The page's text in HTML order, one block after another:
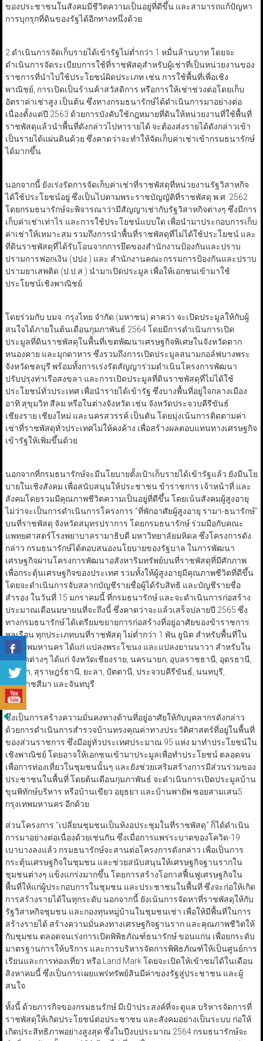
ของประชาชนในสังคมมีชีวิตความเป็นอยู่ที่ดีขึ้น และสามารถแก้ปัญหา
การบุกรุกที่ดินของรัฐได้อีกทางหนึ่งด้วย
2.ดำเนินการจัดเก็บรายได้เข้ารัฐไม่ต่ำกว่า 1 หมื่นล้านบาท โดยจะ
ดำเนินการจัดระเบียบการใช้ที่ราชพัสดุสำหรับผู้เช่าที่เป็นหน่วยงานของ
ราชการที่นำไปใช้ประโยชน์ผิดประเภท เช่น การใช้พื้นที่เพื่อเชิง
พาณิชย์, การเปิดเป็นร้านค้าสวัสดิการ หรือการให้เช่าช่วงต่อโดยเก็บ
อัตราค่าเช่าสูง เป็นต้น ซึ่งทางกรมธนารักษ์ได้ดำเนินการมาอย่างต่อ
เนื่องตั้งแต่ปี 2563 ด้วยการบังคับใช้กฎหมายที่ดินให้หน่วยงานที่ใช้พื้นที่
ราชพัสดุแล้วนำพื้นที่ดังกล่าวไปหารายได้ จะต้องส่งรายได้ดังกล่าวเข้า
เป็นรายได้แผ่นดินด้วย ซึ่งคาดว่าจะทำให้จัดเก็บค่าเช่าเข้ากรมธนารักษ์
ได้มากขึ้น
นอกจากนี้ ยังเร่งรัดการจัดเก็บค่าเช่าที่ราชพัสดุที่หน่วยงานรัฐวิสาหกิจ
ได้ใช้ประโยชน์อยู่ ซึ่งเป็นไปตามพระราชบัญญัติที่ราชพัสดุ พ.ศ. 2562
โดยกรมธนารักษ์จะพิจารณาว่ามีสัญญาเช่ากับรัฐวิสาหกิจต่างๆ ซึ่งมีการ
เก็บค่าเช่าเท่าไร และการใช้ประโยชน์แบบใด เพื่อนำมาประกอบการเก็บ
ค่าเช่าให้เหมาะสม รวมถึงการนำพื้นที่ราชพัสดุที่ไม่ได้ใช้ประโยชน์ และ
ที่ดินราชพัสดุที่ได้รับโอนจากการยึดของสำนักงานป้องกันและปราบ
ปรามการฟอกเงิน (ปปง.) และ สำนักงานคณะกรรมการป้องกันและปราบ
ปรามยาเสพติด (ป.ป.ส.) นำมาเปิดประมูล เพื่อให้เอกชนเข้ามาใช้
ประโยชน์เชิงพาณิชย์
โดยร่วมกับ บมจ. กรุงไทย จำกัด (มหาชน) คาคว่า จะเปิดประมูลให้กับผู้
สนใจได้ภายในต้นเดือนกุมภาพันธ์ 2564 โดยมีการดำเนินการเปิด
ประมูลที่ดินราชพัสดุในพื้นที่เขตพัฒนาเศรษฐกิจพิเศษในจังหวัดตาก
หนองคาย และมุกดาหาร ซึ่งรวมถึงการเปิดประมูลสนามกอล์ฟบางพระ
จังหวัดชลบุรี พร้อมทั้งการเร่งรัดสัญญาร่วมดำเนินโครงการพัฒนา
ปรับปรุงท่าเรือสงขลา และการเปิดประมูลที่ดินราชพัสดุที่ไม่ได้ใช้
ประโยชน์ทั่วประเทศ เพื่อนำรายได้เข้ารัฐ ซึ่งบางพื้นที่อยู่ใจกลางเมือง
อาทิ สุขุมวิท สีลม หรือในต่างจังหวัด เช่น จังหวัดประจวบคีรีขันธ์
เชียงราย เชียงใหม่ และนครสวรรค์ เป็นตัน โดยมุ่งเน้นการติดตามค่า
เช่าที่ราชพัสดุทั่วประเทศไม่ให้คงค้าง เพื่อสร้างผลตอบแทนทางเศรษฐกิจ
เข้ารัฐให้เพิ่มขึ้นด้วย
นอกจากที่กรมธนารักษ์จะมีนโยบายตั้งเป้าเก็บรายได้เข้ารัฐแล้ว ยังมีนโย
บายในเชิงสังคม เพื่อสนับสนุนให้ประชาชน ข้าราชการ เจ้าหน้าที่ และ
สังคมโดยรวมมีคุณภาพชีวิตความเป็นอยู่ที่ดีขึ้น โดยเน้นสังคมผู้สูงอายุ
ไม่ว่าจะเป็นการดำเนินการโครงการ “ที่พักอาศัยผู้สูงอายุ รามา-ธนารักษ์”
บนที่ราชพัสดุ จังหวัดสมุทรปราการ โดยกรมธนารักษ์ ร่วมมือกับคณะ
แพทยศาสตร์โรงพยาบาลรามาธิบดี มหาวิทยาลัยมหิดล ซึ่งโครงการดัง
กล่าว กรมธนารักษ์ได้ตอบสนองนโยบายของรัฐบาล ในการพัฒนา
เศรษฐกิจผ่านโครงการพัฒนาอสังหาริมทรัพย์บนที่ราชพัสดุที่มีศักภาพ
เพื่อกระตุ้นเศรษฐกิจของประเทศ รวมทั้งให้ผู้สูงอายุมีคุณภาพชีวิตที่ดีขึ้น
โดยจะดำเนินการจับสลากบัญชีรายชื่อผู้ได้รับสิทธิ และบัญชีรายชื่อ
สำรอง ในวันที่ 15 มกราคมนี้ ที่กรมธนารักษ์ และจะดำเนินการก่อสร้าง
ประมาณเดือนมษายนที่จะถึงนี้ ซึ่งคาดว่าจะแล้วเสร็จปลายปี 2565 ซึ่ง
ทางกรมธนารักษ์ ได้เตรียมขยายการก่อสร้างที่อยู่อาศัยของข้าราชการ
พลเรือน ทุกประเภทบนที่ราชพัสดุ ไม่ต่ำกว่า 1 พัน ยูนิต สำหรับพื้นที่ใน
กรุงเทพมหานคร ได้แก่ แปลงพระโขนง และแปลงยานนาวา สำหรับใน
จังหวัดต่างๆ ได้แก่ จังหวัดเชียงราย, นครนายก, อุบลราชธานี, อุดรธานี,
สงขลา, สุราษฎร์ธานี, ยะลา, ปัตตานี, ประจวบคีรีขันธ์, นนทบุรี,
นครราชสีมา และจันทบุรี
ซึ่งเป็นการสร้างความมั่นคงทางด้านที่อยู่อาศัยให้กับบุคลากรดังกล่าว
ด้วยการดำเนินการสำรวจบ้านทรงคุณค่าทางประวัติศาสตร์ที่อยู่ในพื้นที่
ของส่วนราชการ ซึ่งมีอยู่ทั่วประเทศประมาณ 95 แห่ง มาทำประโยชน์ใน
เชิงพาณิชย์ โดยอาจให้เอกชนเข้ามาประมูลเพื่อทำประโยชน์ ตลอดจน
เพื่อการท่องเที่ยวในชุมชนนั้นๆ และยังช่วยเสริมสร้างการมีส่วนร่วมของ
ประชาชนในพื้นที่ โดยต้นเดือนกุมภาพันธ์ จะดำเนินการเปิดประมูลบ้าน
ขุนพิทักษ์บริหาร หรือบ้านเขียว อยุธยา และบ้านพายัพ ซอยสามเสน5
กรุงเทพมหานคร อีกด้วย
ส่วนโครงการ “เปลี่ยนชุมชนเป็นห้งอประชุมในที่ราชพัสดุ” ก็ได้ดำเนิน
การมาอย่างต่อเนื่องด้วยเช่นกัน ซึ่งเมื่อการแพร่ระบาดของโควิด-19
เบาบางลงแล้ว กรมธนารักษ์จะสานต่อโครงการดังกล่าว เพื่อเป็นการ
กระตุ้นเศรษฐกิจในชุมชน และช่วยสนับสนุนให้เศรษฐกิจฐานรากใน
ชุมชนต่างๆ แข็งแกร่งมากขึ้น โดยการสร้างโอกาสฟื้นฟูเศรษฐกิจใน
พื้นที่ให้แก่ผู้ประกอบการในชุมชน และประชาชนในพื้นที่ ซึ่งจะก่อให้เกิด
การสร้างรายได้ในทุกระดับ นอกจากนี้ ยังเน้นการจัดหาที่ราชพัสดุให้กับ
รัฐวิสาหกิจชุมชน และกองทุนหมู่บ้านในชุมชนเช่า เพื่อให้มีพื้นที่ในการ
สร้างรายได้ สร้างความมั่นคงทางเศรษฐกิจฐานราก และคุณภาพชีวิตให้
กับชุมชน ตลอดจนเร่งการเปิดพิพิธภัณฑ์ธนารักษ์ ขอนแก่น เพื่อยกระดับ
มาตรฐานการให้บริการ และการบริหารจัดการพิพิธภัณฑ์ให้เป็นศูนย์การ
เรียนและการท่องเที่ยว หรือ Land Mark โดยจะเปิดให้เข้าชมได้ในเดือน
สิงหาคมนี้ ซึ่งเป็นการเผยแพร่ทรัพย์สินมีค่าของรัฐสู่ประชาชน และผู้
สนใจ
ทั้งนี้ ด้วยภารกิจของกรมธนรักษ์ มีเป้าประสงค์ที่จะดูแล บริหารจัดการที่
ราชพัสดุให้เกิดประโยชน์ต่อประชาชน และสังคมอย่างเป็นระบบ ก่อให้
เกิดประสิทธิภาพอย่างสูงสุด ซึ่งในปีงบประมาณ 2564 กรมธนารักษ์จะ